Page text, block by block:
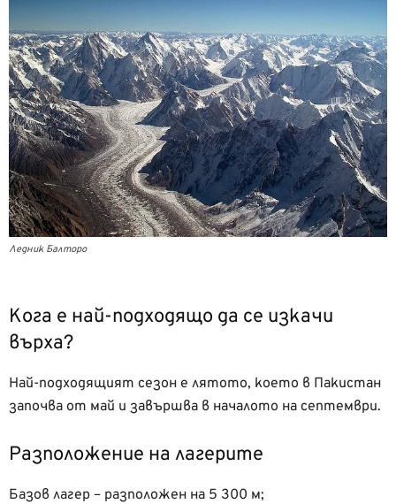
Ледник Балторо
Кога е най-подходящо да се изкачи
върха?
Най-подходящият сезон е лятото, което в Пакистан
започва от май и завършва в началото на септември.
Разположение на лагерите
Базов лагер – разположен на 5 300 м;